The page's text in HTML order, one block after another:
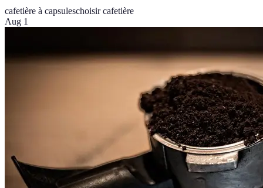
cafetière à capsuleschoisir cafetière
Aug 1